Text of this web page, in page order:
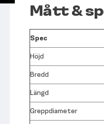
Mått &
Spec
Höjd
Bredd
Längd
Greppdiameter